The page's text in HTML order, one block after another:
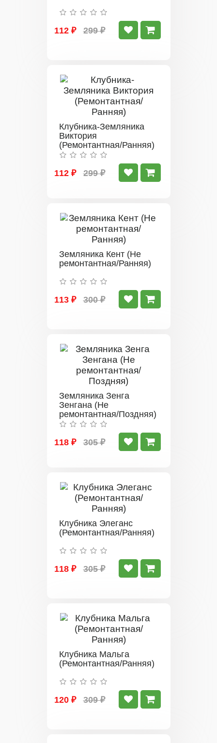
112 ₽ 299 ₽
Клубника-Земляника
Виктория
(Ремонтантная/Ранняя)
112 ₽ 299 ₽
Земляника Кент (Не
ремонтантная/Ранняя)
113 ₽ 300 ₽
Земляника Зенга
Зенгана (Не
ремонтантная/Поздняя)
118 ₽ 305 ₽
Клубника Элеганс
(Ремонтантная/Ранняя)
118 ₽ 305 ₽
Клубника Мальга
(Ремонтантная/Ранняя)
120 ₽ 309 ₽